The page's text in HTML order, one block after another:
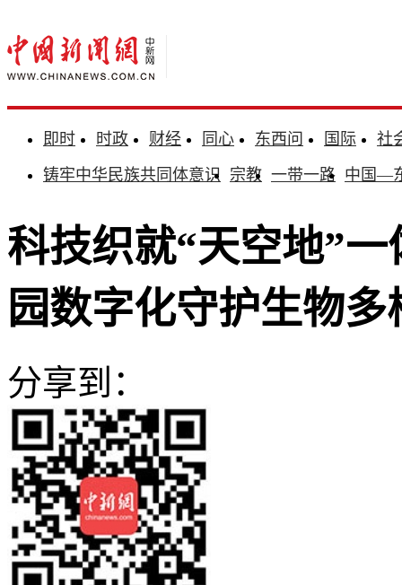
即时 时政 财经 同心 东西问 国际
社
铸牢中华民族共同体意识 宗教 一带一路 中国—
科技织就“天空地”
园数字化守护生物多
分享到：